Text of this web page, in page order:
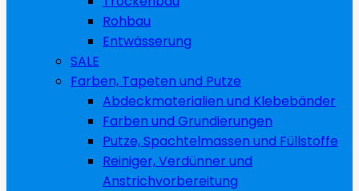
Rohbau
Entwässerung
SALE
Farben, Tapeten und Putze
Abdeckmaterialien und Klebebänder
Farben und Grundierungen
Putze, Spachtelmassen und Füllstoffe
Reiniger, Verdünner und
Anstrichvorbereitung